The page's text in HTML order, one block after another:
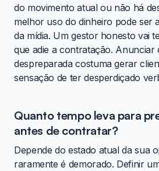
do movimento atual ou não há
melhor uso do dinheiro pode ser
da mídia. Um gestor honesto vai
que adie a contratação. Anunciar
despreparada costuma gerar
sensação de ter desperdiçado
Quanto tempo leva para
antes de contratar?
Depende do estado atual da sua
raramente é demorado. Definir